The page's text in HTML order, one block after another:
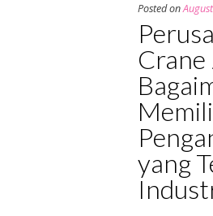
Posted on
Crane
yang